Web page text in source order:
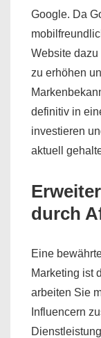
Google. Da
Website dazu
zu erhöhen
definitiv in
investieren
aktuell
durch
Eine
Marketing ist
arbeiten Sie
Influencern